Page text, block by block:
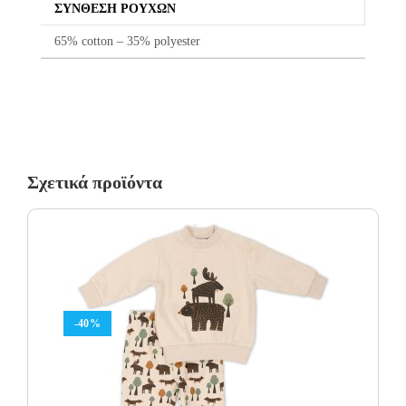
ΣΎΝΘΕΣΗ ΡΟΎΧΩΝ
65% cotton – 35% polyester
Σχετικά προϊόντα
-40%